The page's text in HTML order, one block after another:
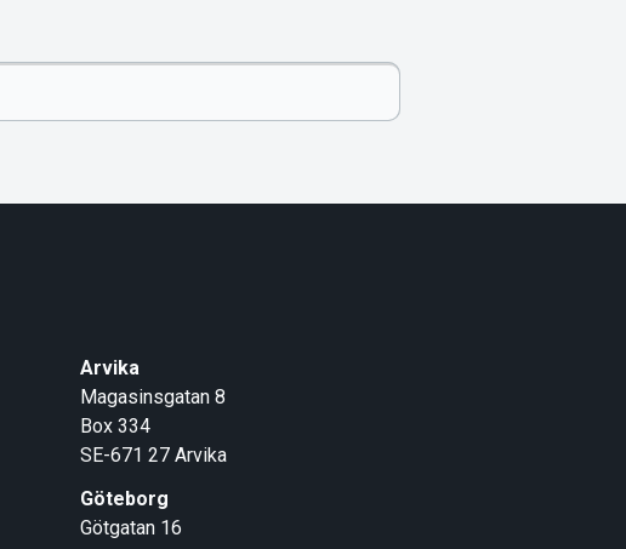
Arvika
Magasinsgatan 8
Box 334
SE-671 27 Arvika
Göteborg
Götgatan 16